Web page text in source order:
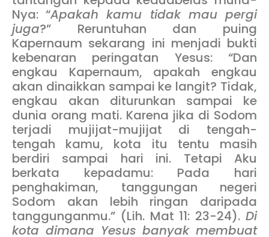
Nya: “Apakah kamu tidak mau pergi
juga?” Reruntuhan dan puing
Kapernaum sekarang ini menjadi bukti
kebenaran peringatan Yesus: “Dan
engkau Kapernaum, apakah engkau
akan dinaikkan sampai ke langit? Tidak,
engkau akan diturunkan sampai ke
dunia orang mati. Karena jika di Sodom
terjadi mujijat-mujijat di tengah-
tengah kamu, kota itu tentu masih
berdiri sampai hari ini. Tetapi Aku
berkata kepadamu: Pada hari
penghakiman, tanggungan negeri
Sodom akan lebih ringan daripada
tanggunganmu.” (Lih. Mat 11: 23-24). Di
kota dimana Yesus banyak membuat